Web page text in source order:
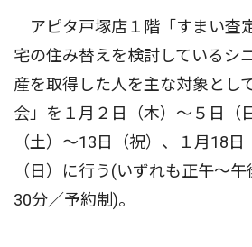
アピタ戸塚店１階「すまい査
宅の住み替えを検討しているシ
産を取得した人を主な対象とし
会」を１月２日（木）〜５日（
（土）〜13日（祝）、１月18日
（日）に行う(いずれも正午〜
30分／予約制)。